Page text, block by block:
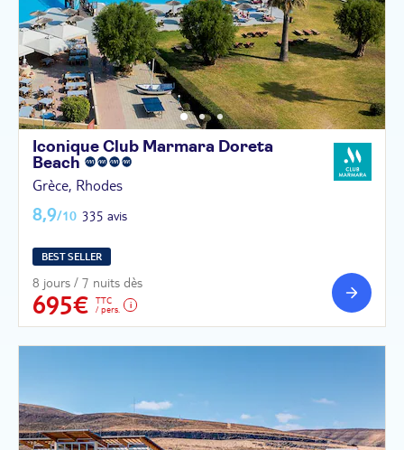
Iconique Club Marmara Doreta
Beach
Grèce, Rhodes
8,9/10 335 avis
BEST SELLER
8 jours / 7 nuits dès
695€
TTC
/ pers.